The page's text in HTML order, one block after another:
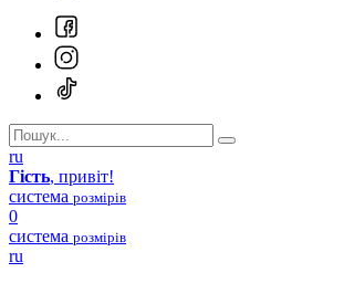
ru
Гість, привіт!
система розмірів
0
система розмірів
ru